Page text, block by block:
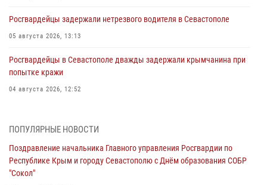
Росгвардейцы задержали нетрезвого водителя в Севастополе
05 августа 2026, 13:13
Росгвардейцы в Севастополе дважды задержали крымчанина при
попытке кражи
04 августа 2026, 12:52
мужчину
Росгвардия в Крыму и Севастополе задержала ряд
правонарушителей
ПОПУЛЯРНЫЕ НОВОСТИ
Поздравление начальника Главного управления Росгвардии по
Республике Крым и городу Севастополю с Днём образования СОБР
"Сокол"